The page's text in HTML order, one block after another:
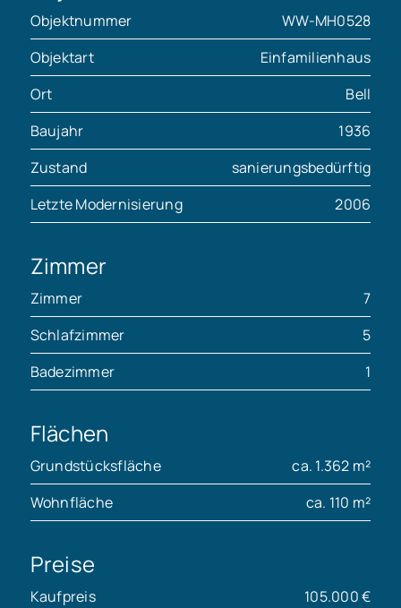
Objektnummer
WW-MH0528
Objektart
Einfamilienhaus
Ort
Bell
Baujahr
1936
Zustand
sanierungsbedürftig
Letzte Modernisierung
2006
Zimmer
Zimmer
7
Schlafzimmer
5
Badezimmer
1
Flächen
Grundstücksfläche
ca. 1.362 m²
Wohnfläche
ca. 110 m²
Preise
Kaufpreis
105.000 €